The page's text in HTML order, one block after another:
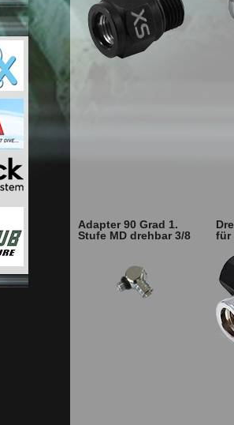
Adapter 90 Grad 1.
Stufe MD drehbar 3/8
für